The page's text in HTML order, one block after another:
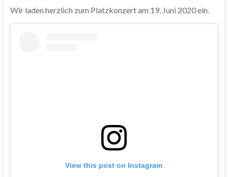
Wir laden herzlich zum Platzkonzert am 19. Juni 2020 ein.
View this post on Instagram